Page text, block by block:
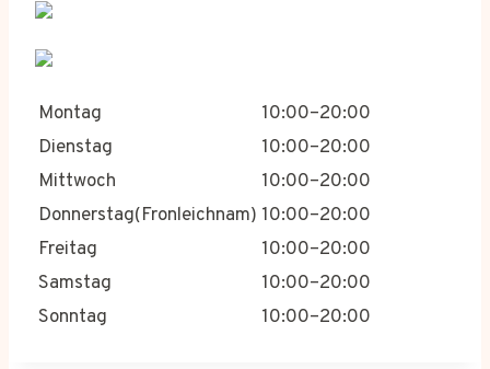
Montag
10:00–20:00
Dienstag
10:00–20:00
Mittwoch
10:00–20:00
Donnerstag(Fronleichnam) 10:00–20:00
Freitag
10:00–20:00
Samstag
10:00–20:00
Sonntag
10:00–20:00